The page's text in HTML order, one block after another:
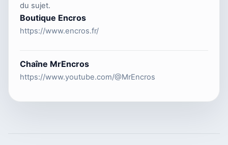
du sujet.
Boutique Encros
https://www.encros.fr/
Chaîne MrEncros
https://www.youtube.com/@MrEncros